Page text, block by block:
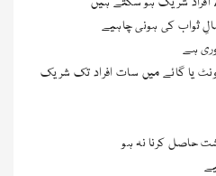
ثواب کی ہونی چاہیے
ہے
یا گائے میں سات افراد تک شریک
کرنا نہ ہو